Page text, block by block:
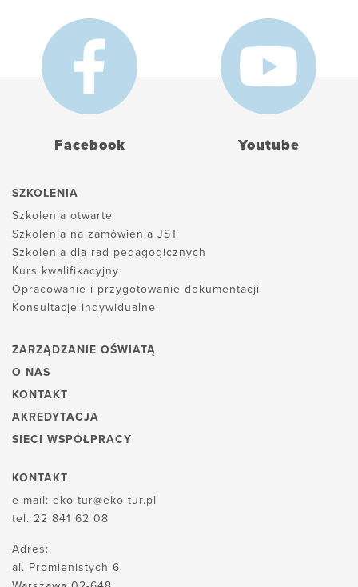
Facebook Youtube
SZKOLENIA
Szkolenia otwarte
Szkolenia na zamówienia JST
Szkolenia dla rad pedagogicznych
Kurs kwalifikacyjny
Opracowanie i przygotowanie dokumentacji
Konsultacje indywidualne
ZARZĄDZANIE OŚWIATĄ
O NAS
KONTAKT
AKREDYTACJA
SIECI WSPÓŁPRACY
KONTAKT
e-mail: eko-tur@eko-tur.pl
tel. 22 841 62 08
Adres:
al. Promienistych 6